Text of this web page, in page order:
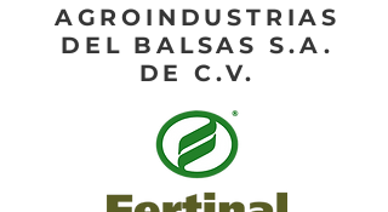
AGROINDUSTRIAS
DEL BALSAS S.A.
DE C.V.